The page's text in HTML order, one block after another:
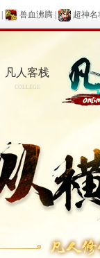
兽血沸腾 超神名
凡人客栈
COLLEGE